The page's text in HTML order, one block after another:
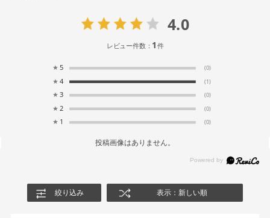
4.0
レビュー件数： 1件
★ 5 (0)
★ 4 (1)
★ 3 (0)
★ 2 (0)
★ 1 (0)
投稿画像はありません。
絞り込み 表示：新しい順